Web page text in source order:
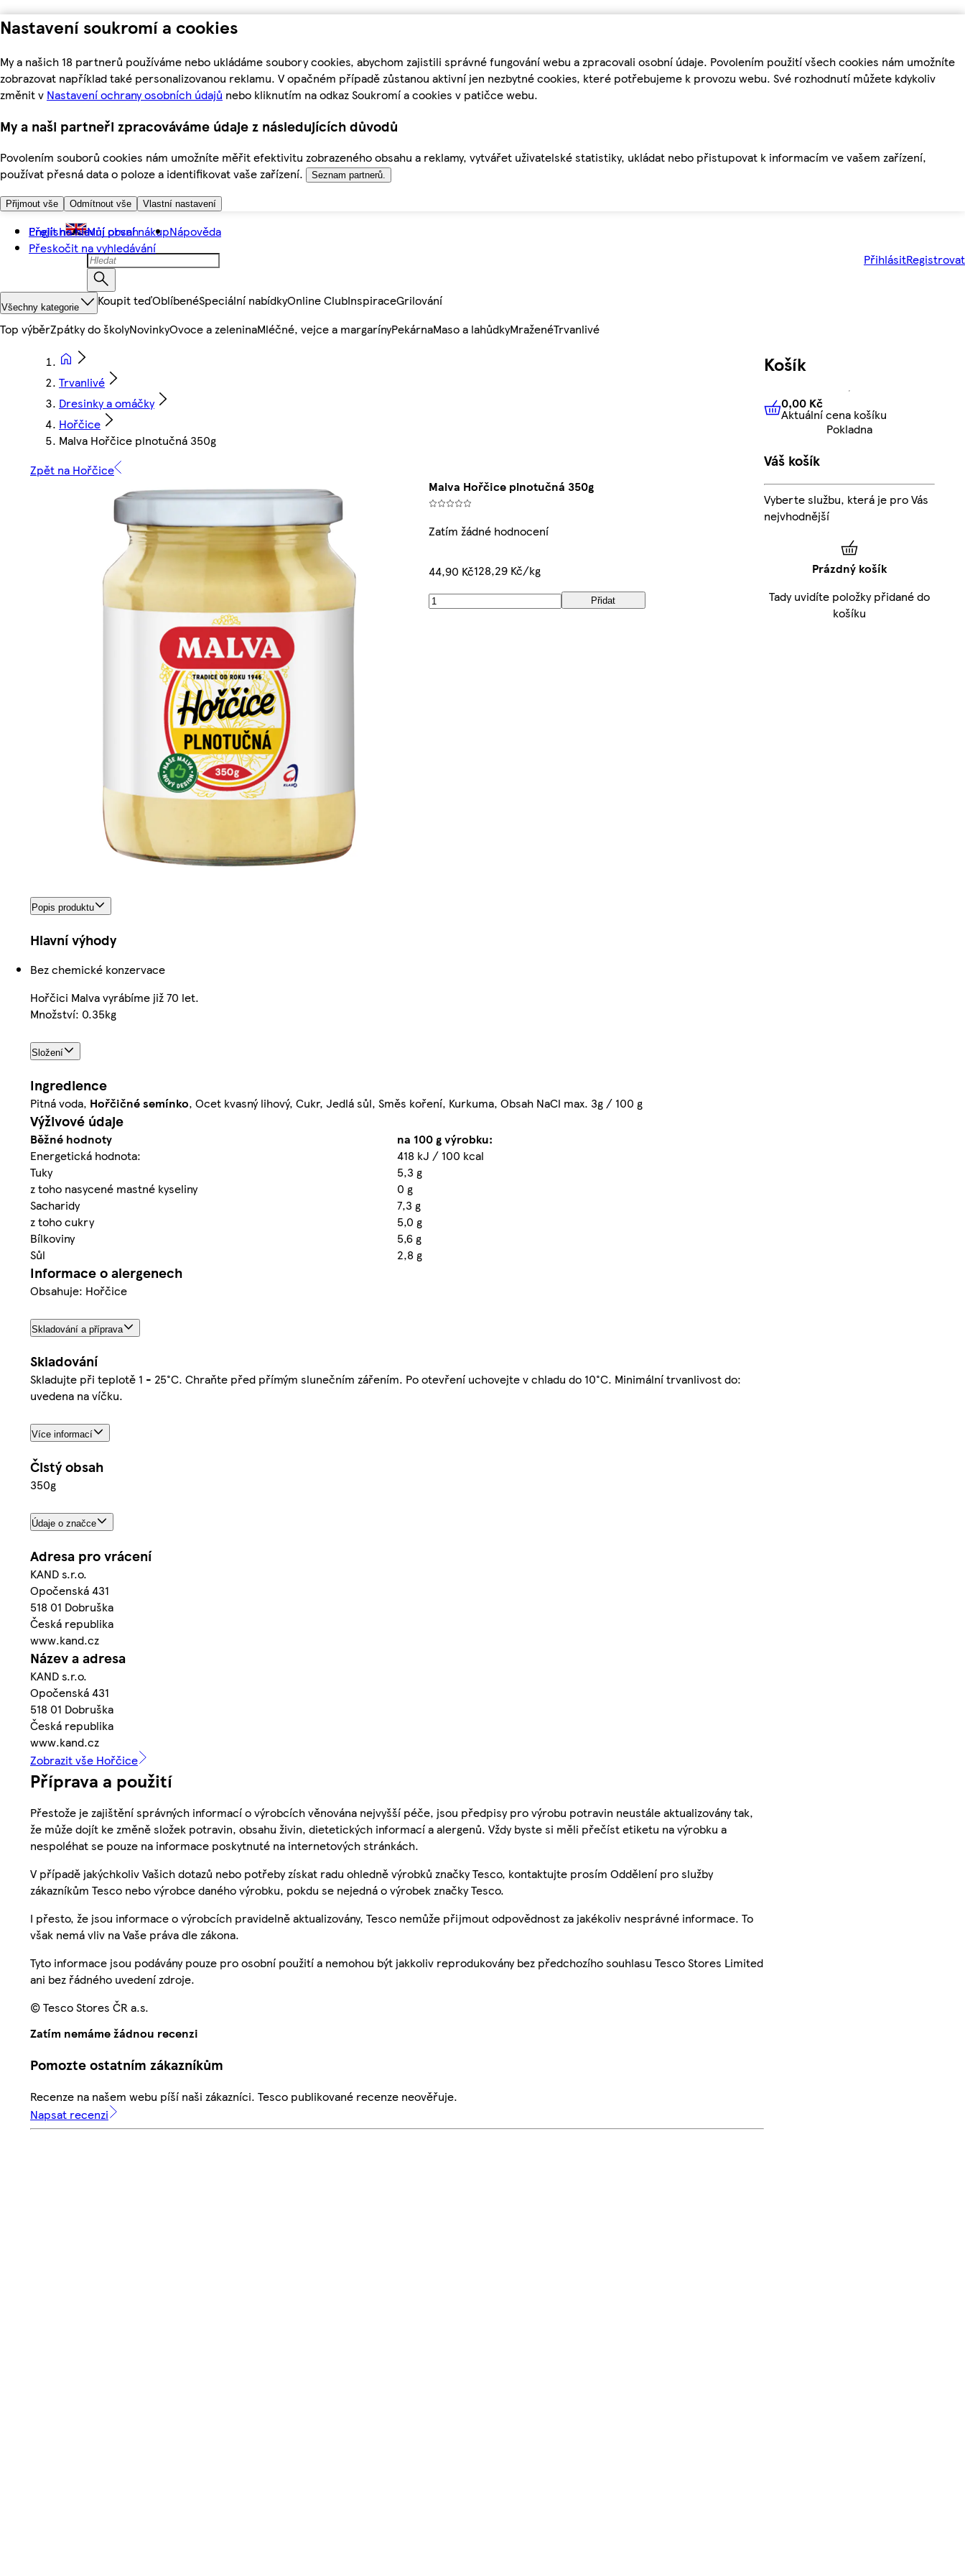
Nastavení soukromí a cookies
My a našich 18 partnerů používáme nebo ukládáme soubory cookies, abychom zajistili správné fungování webu a zpracovali osobní údaje. Povolením použití všech cookies nám umožníte
zobrazovat například také personalizovanou reklamu. V opačném případě zůstanou aktivní jen nezbytné cookies, které potřebujeme k provozu webu. Své rozhodnutí můžete kdykoliv
změnit v Nastavení ochrany osobních údajů nebo kliknutím na odkaz Soukromí a cookies v patičce webu.
My a naši partneři zpracováváme údaje z následujících důvodů
Povolením souborů cookies nám umožníte měřit efektivitu zobrazeného obsahu a reklamy, vytvářet uživatelské statistiky, ukládat nebo přistupovat k informacím ve vašem zařízení,
používat přesná data o poloze a identifikovat vaše zařízení.
Seznam partnerů.
Přijmout vše Odmítnout vše Vlastní nastavení
Přejít na hlavní obsah
Přeskočit na vyhledávání
English Můj první nákupNápověda
PřihlásitRegistrovat
Všechny kategorie Koupit teďOblíbenéSpeciální nabídkyOnline ClubInspiraceGrilování
Top výběrZpátky do školyNovinkyOvoce a zeleninaMléčné, vejce a margarínyPekárnaMaso a lahůdkyMraženéTrvanlivé
Trvanlivé
Dresinky a omáčky
Hořčice
Malva Hořčice plnotučná 350g
Zpět na Hořčice
Malva Hořčice plnotučná 350g
Zatím žádné hodnocení
44,90 Kč128,29 Kč/kg
Přidat
Popis produktu
Hlavní výhody
Bez chemické konzervace
Hořčici Malva vyrábíme již 70 let.
Množství: 0.35kg
Složení
Ingredience
Pitná voda, Hořčičnésemínko, Ocet kvasný lihový, Cukr, Jedlá sůl, Směs koření, Kurkuma, Obsah NaCl max. 3g / 100 g
Výživové údaje
Běžné hodnoty
na 100 g výrobku:
Energetická hodnota:
418 kJ / 100 kcal
Tuky
5,3 g
z toho nasycené mastné kyseliny
0 g
Sacharidy
7,3 g
z toho cukry
5,0 g
Bílkoviny
5,6 g
Sůl
2,8 g
Informace o alergenech
Obsahuje: Hořčice
Skladování a příprava
Skladování
Skladujte při teplotě 1 - 25°C. Chraňte před přímým slunečním zářením. Po otevření uchovejte v chladu do 10°C. Minimální trvanlivost do:
uvedena na víčku.
Více informací
Čistý obsah
350g
Údaje o značce
Adresa pro vrácení
KAND s.r.o.
Opočenská 431
518 01 Dobruška
Česká republika
www.kand.cz
Název a adresa
KAND s.r.o.
Opočenská 431
518 01 Dobruška
Česká republika
www.kand.cz
Zobrazit vše Hořčice
Příprava a použití
Přestože je zajištění správných informací o výrobcích věnována nejvyšší péče, jsou předpisy pro výrobu potravin neustále aktualizovány tak,
že může dojít ke změně složek potravin, obsahu živin, dietetických informací a alergenů. Vždy byste si měli přečíst etiketu na výrobku a
nespoléhat se pouze na informace poskytnuté na internetových stránkách.
V případě jakýchkoliv Vašich dotazů nebo potřeby získat radu ohledně výrobků značky Tesco, kontaktujte prosím Oddělení pro služby
zákazníkům Tesco nebo výrobce daného výrobku, pokdu se nejedná o výrobek značky Tesco.
I přesto, že jsou informace o výrobcích pravidelně aktualizovány, Tesco nemůže přijmout odpovědnost za jakékoliv nesprávné informace. To
však nemá vliv na Vaše práva dle zákona.
Tyto informace jsou podávány pouze pro osobní použití a nemohou být jakkoliv reprodukovány bez předchozího souhlasu Tesco Stores Limited
ani bez řádného uvedení zdroje.
© Tesco Stores ČR a.s.
Zatím nemáme žádnou recenzi
Pomozte ostatním zákazníkům
Recenze na našem webu píší naši zákazníci. Tesco publikované recenze neověřuje.
Napsat recenzi
Košík
0,00 KčAktuální cena košíku
0,00 Kč
Aktuální cena košíku
Pokladna
Váš košík
Vyberte službu, která je pro Vás
nejvhodnější
Prázdný košík
Tady uvidíte položky přidané do
košíku